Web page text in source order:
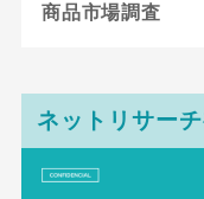
商品市場調査
ネットリサー